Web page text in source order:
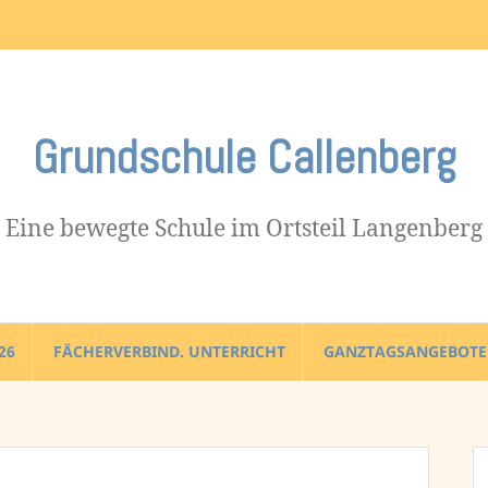
Grundschule Callenberg
Eine bewegte Schule im Ortsteil Langenberg
FÄCHERVERBIND. UNTERRICHT GANZTAGSANGEBOTE